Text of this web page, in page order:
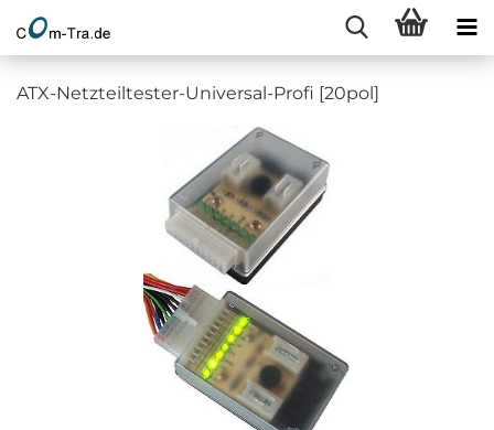
ATX-Netzteiltester-Universal-Profi [20pol]